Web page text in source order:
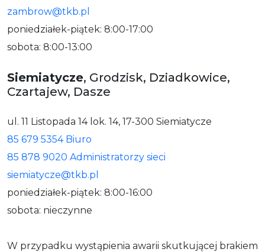
zambrow@tkb.pl
poniedziałek-piątek: 8:00-17:00
sobota: 8:00-13:00
Siemiatycze, Grodzisk, Dziadkowice,
Czartajew, Dasze
ul. 11 Listopada 14 lok. 14, 17-300 Siemiatycze
85 679 5354 Biuro
85 878 9020 Administratorzy sieci
siemiatycze@tkb.pl
poniedziałek-piątek: 8:00-16:00
sobota: nieczynne
W przypadku wystąpienia awarii skutkującej brakiem